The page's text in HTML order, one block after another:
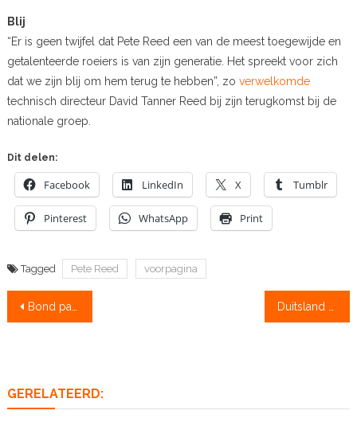
Blij
“Er is geen twijfel dat Pete Reed een van de meest toegewijde en
getalenteerde roeiers is van zijn generatie. Het spreekt voor zich
dat we zijn blij om hem terug te hebben”, zo verwelkomde
technisch directeur David Tanner Reed bij zijn terugkomst bij de
nationale groep.
Dit delen:
Facebook LinkedIn X Tumblr
Pinterest WhatsApp Print
Tagged Pete Reed voorpagina
Bericht
Bond pakt brons bij NK tijdrijden
GERELATEERD: